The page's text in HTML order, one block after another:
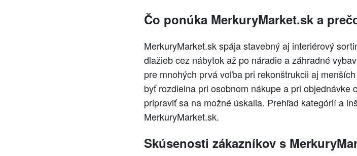
Čo ponúka MerkuryMarket.sk a
MerkuryMarket.sk spája stavebný aj interiérový
dlažieb cez nábytok až po náradie a záhradné
pre mnohých prvá voľba pri rekonštrukcii aj
byť rozdielna pri osobnom nákupe a pri objednávke
pripraviť sa na možné úskalia. Prehľad kategórií a
MerkuryMarket.sk.
Skúsenosti zákazníkov s